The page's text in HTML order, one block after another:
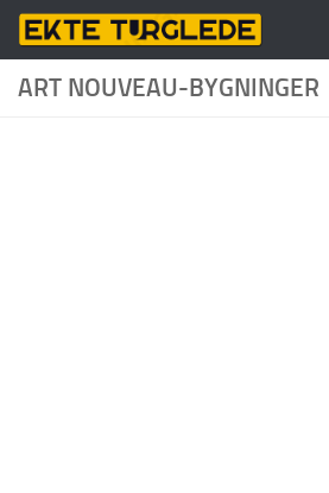
Skip to content
ART NOUVEAU-BYGNINGER